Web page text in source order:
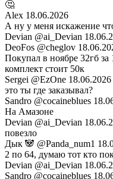
🤔
Alex 18.06.2026
А ну у меня искажение
Devian @ai_Devian
DeoFos @cheglov
Покупал в ноябре 32гб за
комплект стоит 50к
Sergei @EzOne 18.06.2026
это ты где заказывал?
Sandro @cocaineblues
На Амазоне
Devian @ai_Devian
повезло
Дык 🐼 @Panda_num1
2 по 64, думаю тот кто
Devian @ai_Devian
Sandro @cocaineblues